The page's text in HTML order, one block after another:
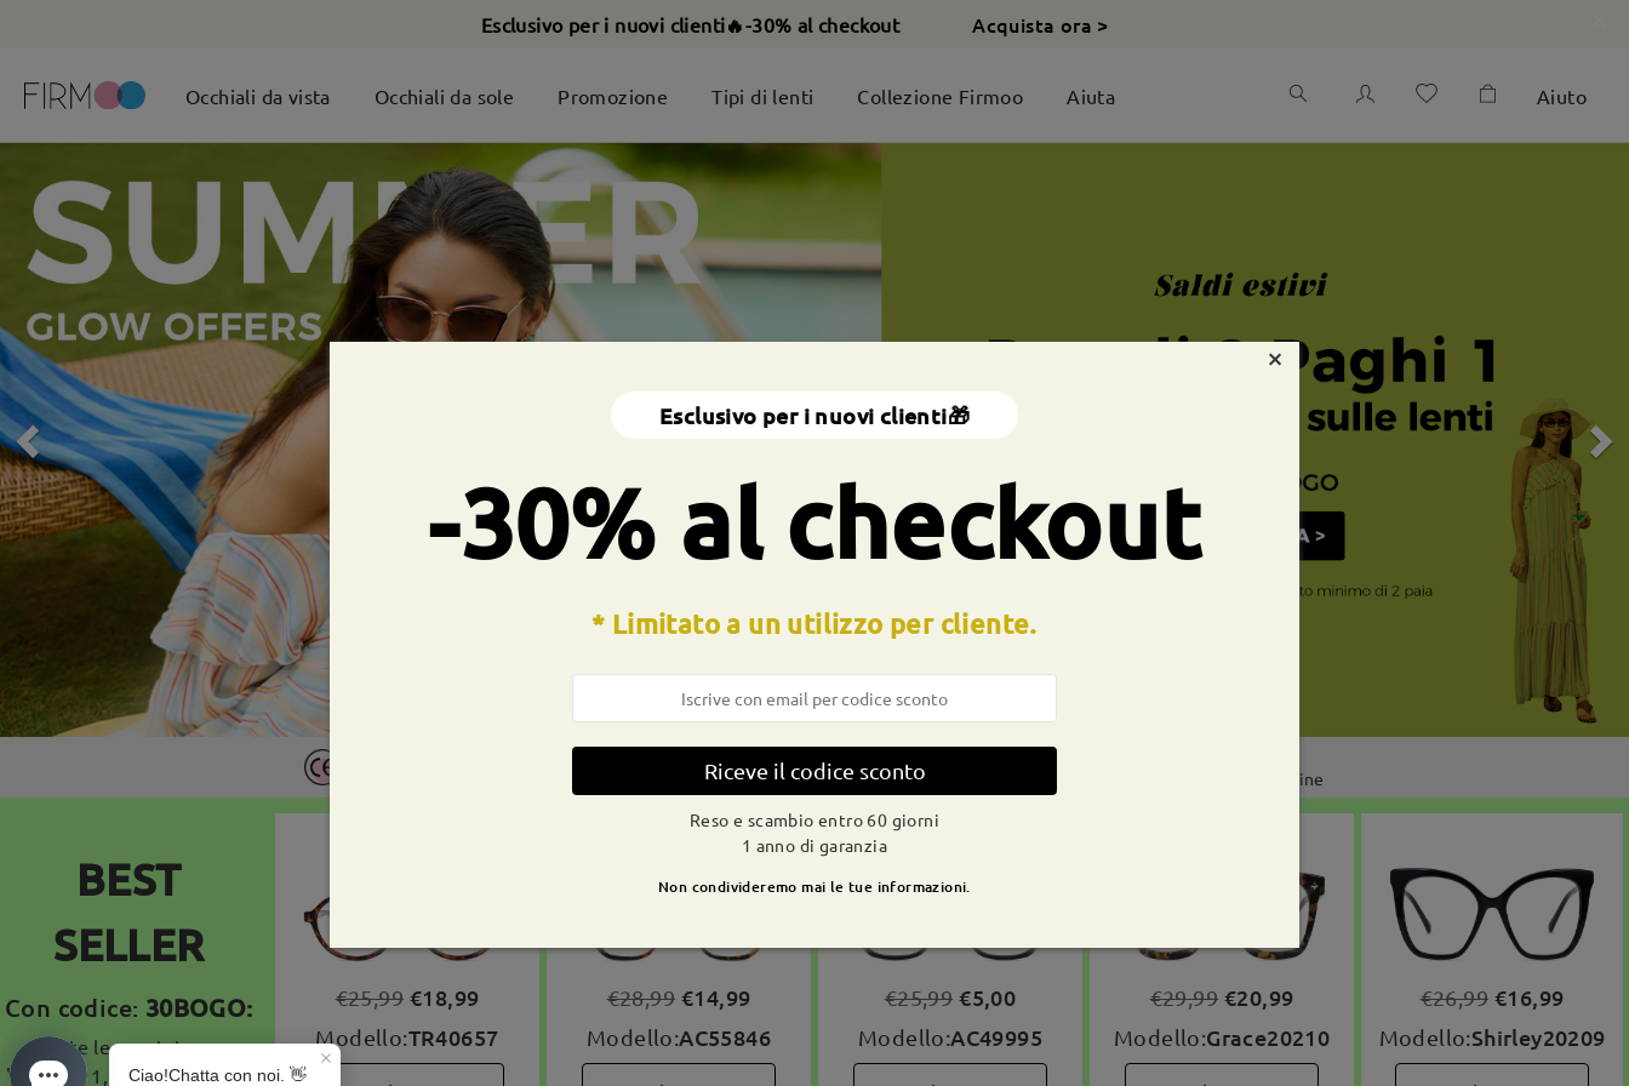
Esclusivo per i nuovi clienti🔥-30% al checkout Acquista ora >
Occhiali da vista Occhiali da sole Promozione Tipi di lenti Collezione Firmoo Aiuta Aiuto
Reso e cambio
Chat dal vivo
Esperti di ottica online
BEST
SELLER
Con codice: 30BOGO:
Tutte le montature:
"Compra 1, Ricevi 1 Gratis"
€25,99 €18,99
Modello:TR40657
€28,99 €14,99
Modello:AC55846
€25,99 €5,00
Modello:AC49995
€29,99 €20,99
Modello:Grace20210
€26,99 €16,99
Modello:Shirley20209
×
Esclusivo per i nuovi clienti🎁
-30% al checkout
* Limitato a un utilizzo per cliente.
Riceve il codice sconto
Reso e scambio entro 60 giorni
1 anno di garanzia
Non condivideremo mai le tue informazioni.